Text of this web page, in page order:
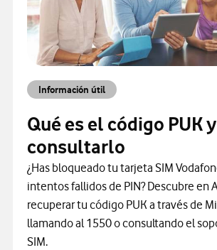
Información útil
Qué es el código PUK
consultarlo
¿Has bloqueado tu tarjeta SIM
intentos fallidos de PIN? Descubre en
recuperar tu código PUK a través de
llamando al 1550 o consultando el
SIM.